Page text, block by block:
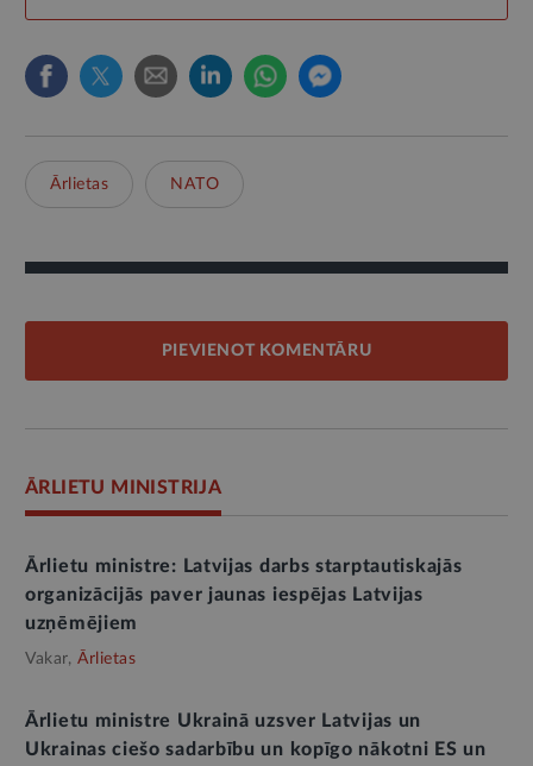
Ārlietas NATO
PIEVIENOT KOMENTĀRU
ĀRLIETU MINISTRIJA
Ārlietu ministre: Latvijas darbs starptautiskajās
organizācijās paver jaunas iespējas Latvijas
uzņēmējiem
Vakar, Ārlietas
Ārlietu ministre Ukrainā uzsver Latvijas un
Ukrainas ciešo sadarbību un kopīgo nākotni ES un